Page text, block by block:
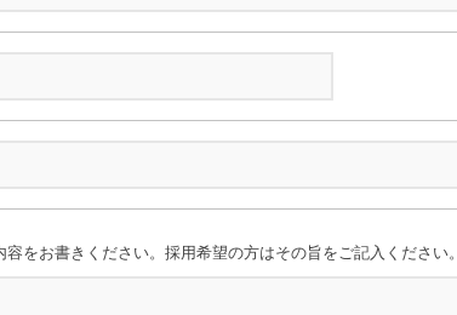
容をお書きください。採用希望の方はその旨をご記入ください。